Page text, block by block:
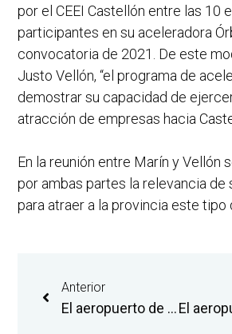
por el CEEI Castellón entre las 10
participantes en su aceleradora
convocatoria de 2021. De este
Justo Vellón, “el programa de
demostrar su capacidad de
atracción de empresas hacia
En la reunión entre Marín y Vellón
por ambas partes la relevancia de
para atraer a la provincia este tipo
Anterior
El aeropuerto de Castellón y Emergencias refuerzan su coordinación para garantizar la óptima operatividad de los medios de extinción de incendios